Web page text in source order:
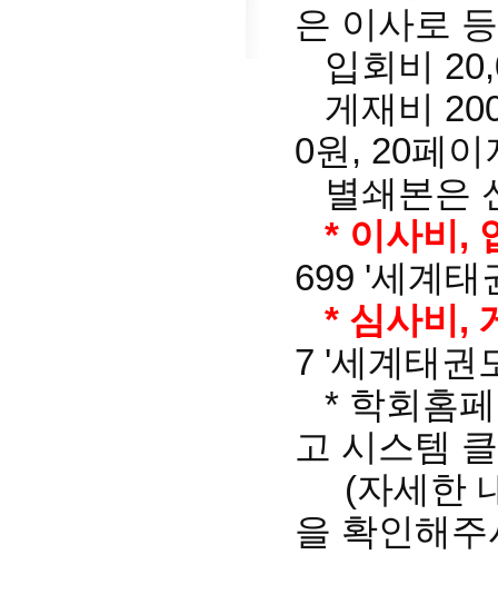
은 이사로
입회비
게재비
0원, 20페이
별쇄본은
* 이사비,
699 '세계태
* 심사비,
7 '세계태권
* 학회홈
고 시스템
(자세한
을 확인해